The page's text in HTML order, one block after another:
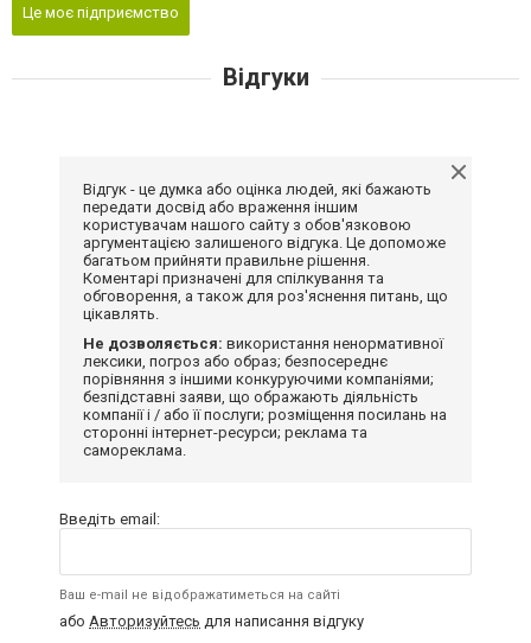
Це моє підприємство
Відгуки
Відгук - це думка або оцінка людей, які бажають
передати досвід або враження іншим
користувачам нашого сайту з обов'язковою
аргументацією залишеного відгука. Це допоможе
багатьом прийняти правильне рішення.
Коментарі призначені для спілкування та
обговорення, а також для роз'яснення питань, що
цікавлять.
Не дозволяється: використання ненормативної
лексики, погроз або образ; безпосереднє
порівняння з іншими конкуруючими компаніями;
безпідставні заяви, що ображають діяльність
компанії і / або її послуги; розміщення посилань на
сторонні інтернет-ресурси; реклама та
самореклама.
Введіть email:
Ваш e-mail не відображатиметься на сайті
або Авторизуйтесь для написання відгуку